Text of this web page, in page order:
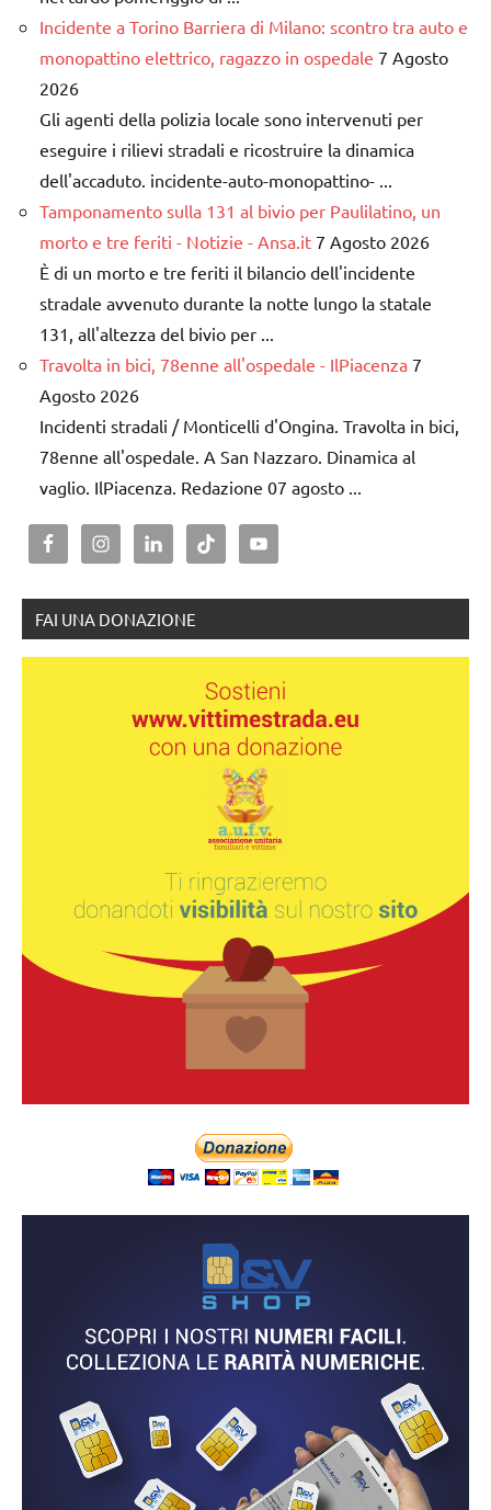
Incidente a Torino Barriera di Milano: scontro tra auto e
monopattino elettrico, ragazzo in ospedale 7 Agosto
2026
Gli agenti della polizia locale sono intervenuti per
eseguire i rilievi stradali e ricostruire la dinamica
dell'accaduto. incidente-auto-monopattino- ...
Tamponamento sulla 131 al bivio per Paulilatino, un
morto e tre feriti - Notizie - Ansa.it 7 Agosto 2026
È di un morto e tre feriti il bilancio dell'incidente
stradale avvenuto durante la notte lungo la statale
131, all'altezza del bivio per ...
Travolta in bici, 78enne all'ospedale - IlPiacenza 7
Agosto 2026
Incidenti stradali / Monticelli d'Ongina. Travolta in bici,
78enne all'ospedale. A San Nazzaro. Dinamica al
vaglio. IlPiacenza. Redazione 07 agosto ...
FAI UNA DONAZIONE